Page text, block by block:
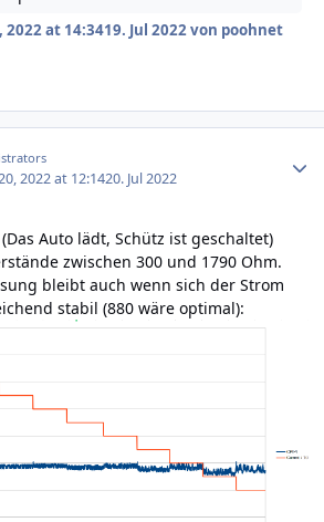
2022 at 14:3419. Jul 2022von poohnet
2022 at 12:1420. Jul 2022
(Das Auto lädt, Schütz ist geschaltet)
zwischen 300 und 1790 Ohm.
bleibt auch wenn sich der Strom
stabil (880 wäre optimal):